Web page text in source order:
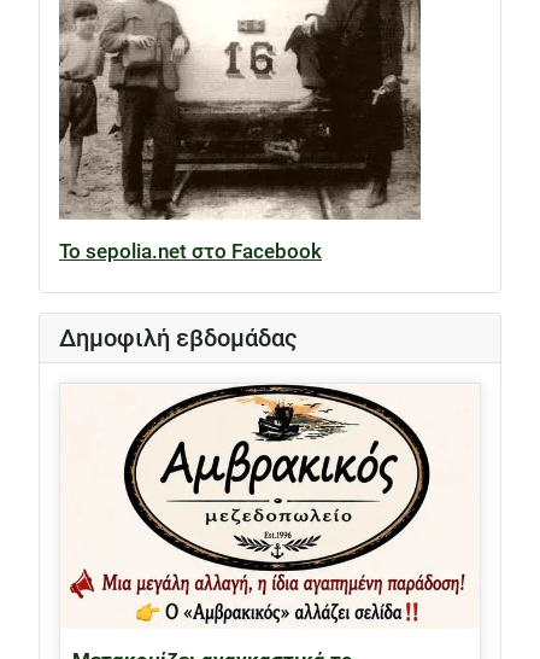
Το sepolia.net στο Facebook
Δημοφιλή εβδομάδας